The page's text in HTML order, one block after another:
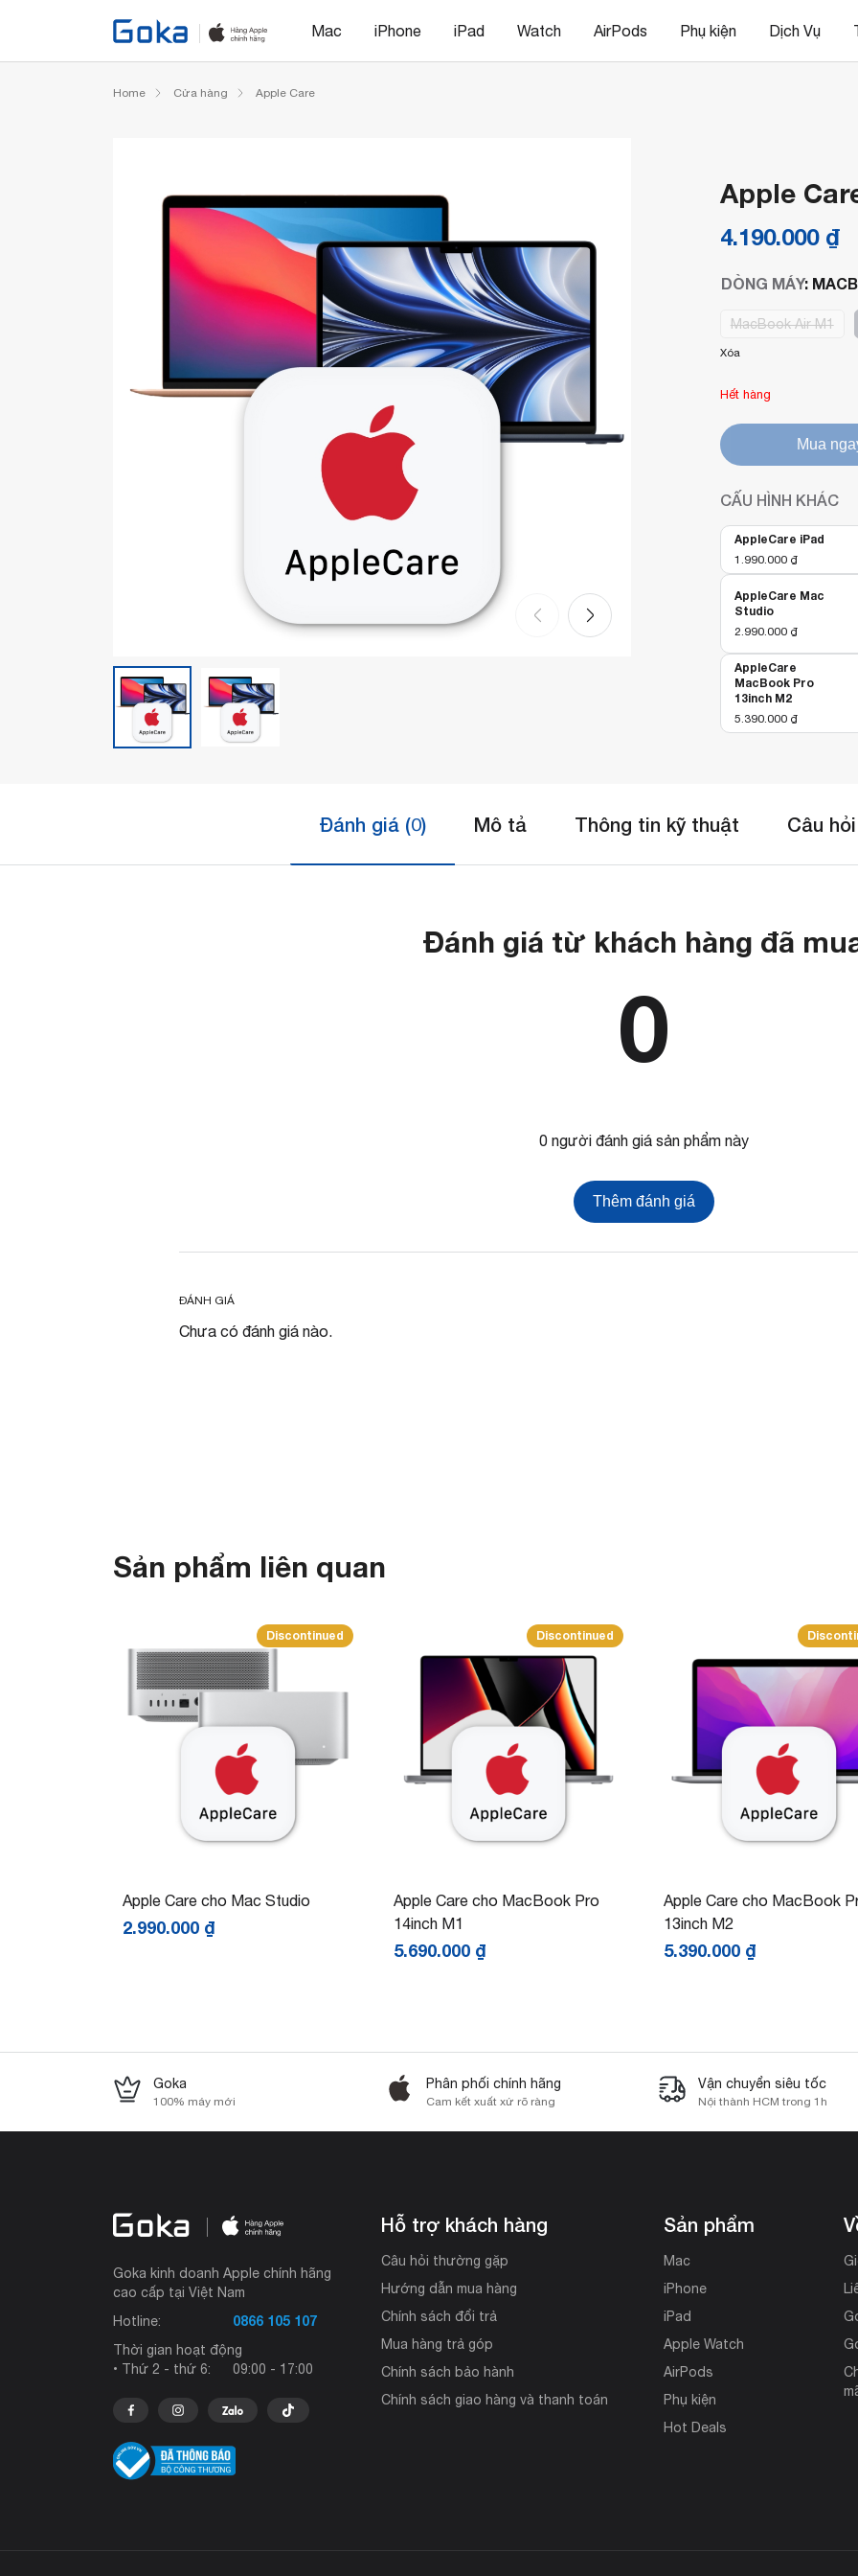
Mac iPhone iPad Watch AirPods Phụ kiện Dịch Vụ
Home Cửa hàng Apple Care
Apple
4.190.000 ₫
DÒNG MÁY:
MacBook Air M1
Xóa
Hết hàng
Mua
CẤU HÌNH KHÁC
AppleCare iPad
1.990.000 ₫
AppleCare Mac
Studio
2.990.000 ₫
AppleCare
MacBook Pro
13inch M2
5.390.000 ₫
Đánh giá (0) Mô tả Thông tin kỹ thuật Câu
Đánh giá từ khách hàng đã
0
0 người đánh giá sản phẩm này
Thêm đánh giá
ĐÁNH GIÁ
Chưa có đánh giá nào.
Sản phẩm liên quan
Discontinued
Apple Care cho Mac Studio
2.990.000 ₫
Discontinued
Apple Care cho MacBook Pro
14inch M1
5.690.000 ₫
Apple Care cho MacBook
13inch M2
5.390.000 ₫
Goka
100% máy mới
Phân phối chính hãng
Cam kết xuất xứ rõ ràng
Vận chuyển siêu tốc
Nội thành HCM trong 1h
Goka kinh doanh Apple chính hãng
cao cấp tại Việt Nam
Hotline:
0866 105 107
Thời gian hoạt động
• Thứ 2 - thứ 6:
09:00 - 17:00
Hỗ trợ khách hàng
Câu hỏi thường gặp
Hướng dẫn mua hàng
Chính sách đổi trả
Mua hàng trả góp
Chính sách bảo hành
Chính sách giao hàng và thanh toán
Sản phẩm
Mac
iPhone
iPad
Apple Watch
AirPods
Phụ kiện
Hot Deals